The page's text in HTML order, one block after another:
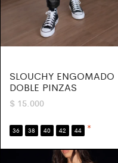
SLOUCHY ENGOMADO
DOBLE PINZAS
$ 15.000
36 38 40 42 44 *